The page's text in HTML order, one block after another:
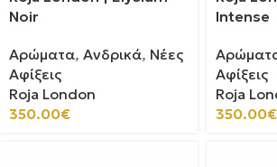
Noir
Αρώματα, Ανδρικά, Νέες
Αφίξεις
Roja London
350.00€
Intense
Αφίξεις
Roja
350.00€